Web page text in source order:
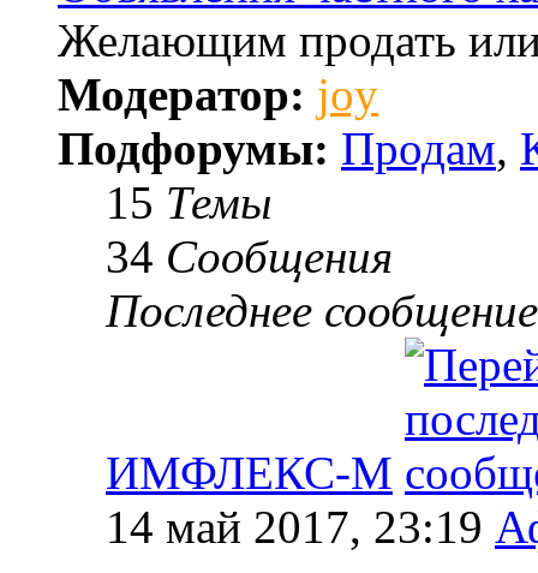
Желающим продать
Модератор: joy
Подфорумы: Продам,
15 Темы
34 Сообщения
Последнее сообщение
ИМФЛЕКС-М
14 май 2017, 23:19